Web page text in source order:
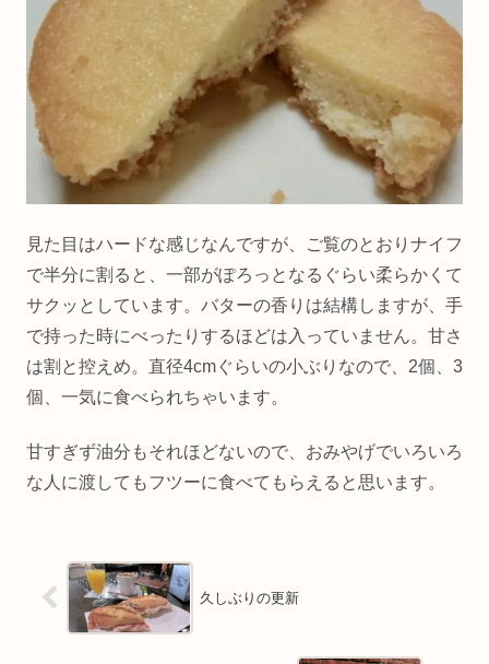
見た目はハードな感じなんですが、ご覧のとおりナイフ
で半分に割ると、一部がぽろっとなるぐらい柔らかくて
サクッとしています。バターの香りは結構しますが、手
で持った時にべったりするほどは入っていません。甘さ
は割と控えめ。直径4cmぐらいの小ぶりなので、2個、3
個、一気に食べられちゃいます。
甘すぎず油分もそれほどないので、おみやげでいろいろ
な人に渡してもフツーに食べてもらえると思います。
久しぶりの更新